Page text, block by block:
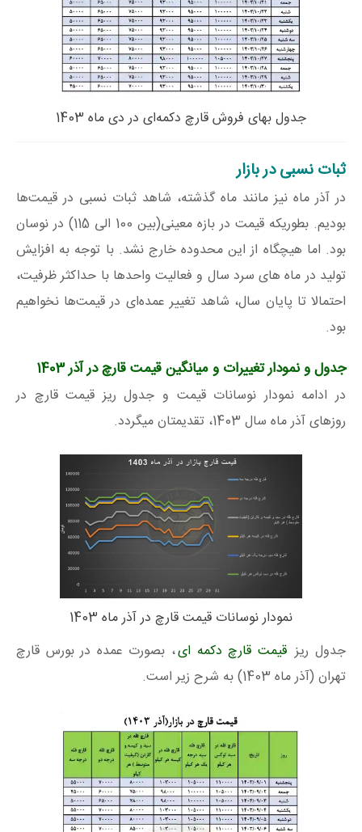
جدول بهای فروش قارچ دکمه‌ای در دی ماه 1403
ثبات نسبی در بازار
در آذر ماه نیز مانند ماه گذشته، شاهد ثبات نسبی در قیمت‌ها
بودیم. بطوریکه قیمت در بازه معینی(بین 100 الی 115) در نوسان
بود. اما هیچگاه از این محدوده خارج نشد. با توجه به افزایش
تولید در ماه های سرد سال و فعالیت واحدها با حداکثر ظرفیت،
احتمالا تا پایان سال، شاهد تغییر عمده‌ای در قیمت‌ها نخواهیم
بود.
جدول و نمودار تغییرات و میانگین قیمت قارچ در آذر 1403
در ادامه نمودار نوسانات قیمت و جدول ریز قیمت قارچ در
روزهای آذر ماه سال 1403، تقدیمتان میگردد.
نمودار نوسانات قیمت قارچ در آذر ماه 1403
جدول ریز قیمت قارچ دکمه ای، بصورت عمده در بورس قارچ
تهران (آذر ماه 1403) به شرح زیر است.